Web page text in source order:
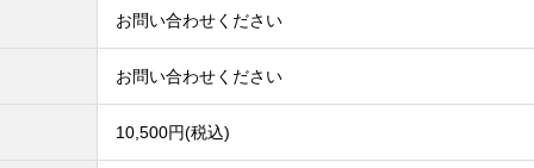
お問い合わせください
お問い合わせください
10,500円(税込)